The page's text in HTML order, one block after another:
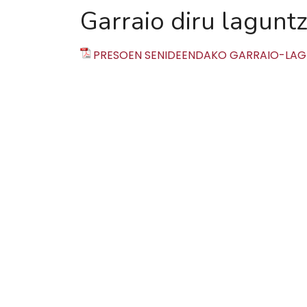
Garraio diru
PRESOEN SENIDEENDAKO GARRAIO-